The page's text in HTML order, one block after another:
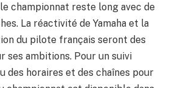
championnat reste long avec de
La réactivité de Yamaha et la
du pilote français seront des
ses ambitions. Pour un suivi
des horaires et des chaînes pour